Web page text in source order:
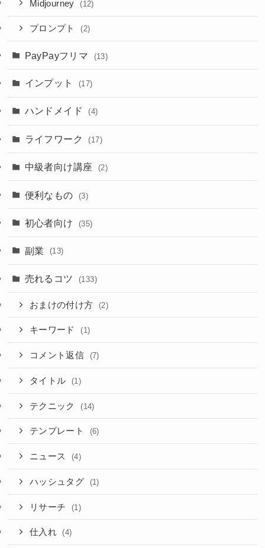
Midjourney (12)
プロンプト (2)
PayPayフリマ (13)
インプット (17)
ハンドメイド (4)
ライフワーク (17)
中級者向け講座 (2)
便利なもの (3)
初心者向け (35)
副業 (13)
売れるコツ (133)
おまけの付け方 (2)
キーワード (1)
コメント返信 (7)
タイトル (1)
テクニック (14)
テンプレート (6)
ニュース (4)
ハッシュタグ (1)
リサーチ (1)
仕入れ (4)